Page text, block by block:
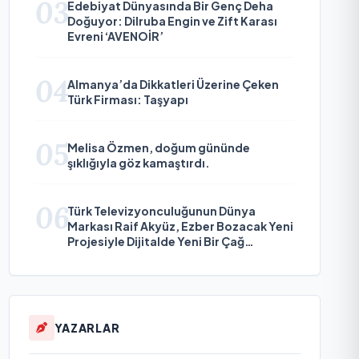
03Edebiyat Dünyasında Bir Genç Deha
Doğuyor: Dilruba Engin ve Zift Karası
Evreni ‘AVENOİR’
04Almanya’da Dikkatleri Üzerine Çeken
Türk Firması: Taşyapı
05Melisa Özmen, doğum gününde
şıklığıyla göz kamaştırdı.
06Türk Televizyonculuğunun Dünya
Markası Raif Akyüz, Ezber Bozacak Yeni
Projesiyle Dijitalde Yeni Bir Çağ
YAZARLAR